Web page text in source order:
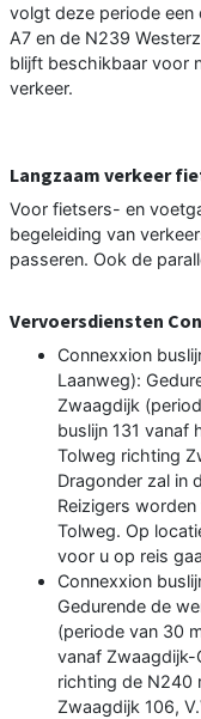
volgt deze periode een
A7 en de N239
blijft beschikbaar voor
verkeer.
Langzaam verkeer
Voor fietsers- en
begeleiding van
passeren. Ook de
Vervoersdiensten
Connexxion
Laanweg):
Zwaagdijk
buslijn 131 vanaf
Tolweg richting
Dragonder zal in
Reizigers
Tolweg. Op
voor u op reis
Connexxion
Gedurende de
(periode van 30
vanaf
richting de N240
Zwaagdijk 106,